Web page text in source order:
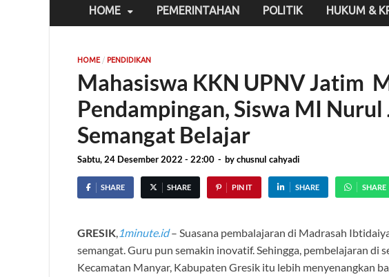
HOME PEMERINTAHAN POLITIK HUKUM &
HOME / PENDIDIKAN
Mahasiswa KKN UPNV Jatim
Pendampingan, Siswa MI
Semangat Belajar
Sabtu, 24 Desember 2022 - 22:00 - bychusnul cahyadi
SHARE SHARE PIN IT SHARE SHARE
GRESIK, 1minute.id– Suasana pembalajaran di Madrasah
semangat. Guru pun semakin inovatif. Sehingga, pembelajaran di
Kecamatan Manyar, Kabupaten Gresik itu lebih menyenangkan